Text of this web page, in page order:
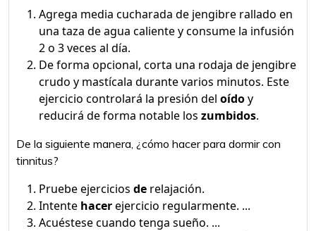
Agrega media cucharada de jengibre rallado en
una taza de agua caliente y consume la infusión
2 o 3 veces al día.
De forma opcional, corta una rodaja de jengibre
crudo y mastícala durante varios minutos. Este
ejercicio controlará la presión del oídoy
reducirá de forma notable los zumbidos.
De la siguiente manera, ¿cómo hacer para dormir con
tinnitus?
Pruebe ejercicios de relajación.
Intente hacerejercicio regularmente. ...
Acuéstese cuando tenga sueño. ...